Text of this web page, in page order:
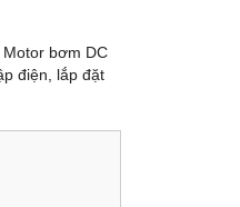
bơm DC
điện, lắp đặt